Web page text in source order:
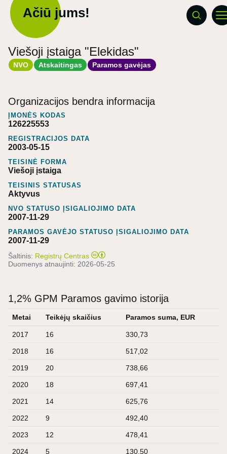
Ačiū jums!
Viešoji įstaiga "Elekidas"
NVO Atskaitingas Paramos gavėjas
Organizacijos bendra informacija
ĮMONĖS KODAS
126225553
REGISTRACIJOS DATA
2003-05-15
TEISINĖ FORMA
Viešoji įstaiga
TEISINIS STATUSAS
Aktyvus
NVO STATUSO ĮSIGALIOJIMO DATA
2007-11-29
PARAMOS GAVĖJO STATUSO ĮSIGALIOJIMO DATA
2007-11-29
Šaltinis: Registrų Centras
Duomenys atnaujinti: 2026-05-25
1,2% GPM Paramos gavimo istorija
Metai Teikėjų skaičius Paramos suma, EUR
2017 16 330,73
2018 16 517,02
2019 20 738,66
2020 18 697,41
2021 14 625,76
2022 9 492,40
2023 12 478,41
2024 5 130,50